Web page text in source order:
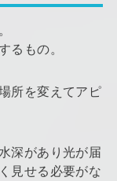
るもの。
所を変えてアピ
深があり光が届
見せる必要がな